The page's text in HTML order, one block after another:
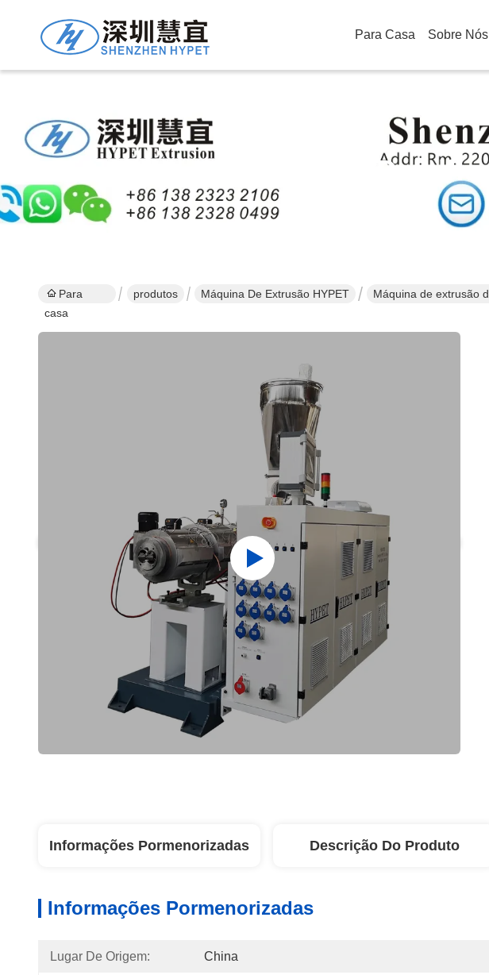
Para Casa Sobre Nós
Para
casa
produtos Máquina De Extrusão HYPET
Máquina de extrusão
Informações Pormenorizadas Descrição Do Produto
Informações Pormenorizadas
Lugar De Origem: China